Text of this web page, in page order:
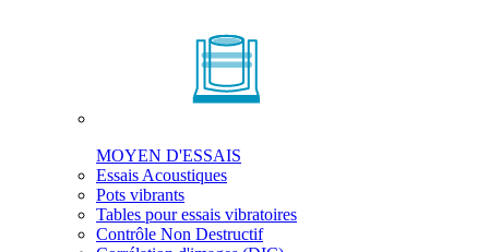
MOYEN D'ESSAIS
Essais Acoustiques
Pots vibrants
Tables pour essais vibratoires
Contrôle Non Destructif